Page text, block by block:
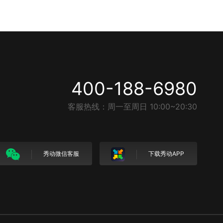
400-188-6980
客服热线：周一至周日 10:00~20:30
秀动微信客服 下载秀动APP